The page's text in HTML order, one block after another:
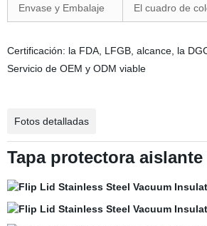
Envase y Embalaje El cuadro de
Certificación: la FDA, LFGB, alcance, la
Servicio de OEM y ODM viable
Fotos detalladas
Tapa protectora